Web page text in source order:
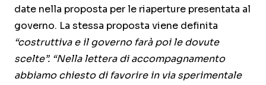
date nella proposta per le riaperture presentata al
governo. La stessa proposta viene definita
“costruttiva e il governo farà poi le dovute
scelte”. “Nella lettera di accompagnamento
abbiamo chiesto di favorire in via sperimentale